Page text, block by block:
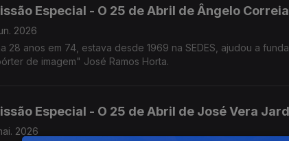
Especial - O 25 de Abril de Ângelo Correia
2026
28 anos em 74, estava desde 1969 na SEDES, ajudou a
de imagem" José Ramos Horta.
Especial - O 25 de Abril de José Vera
2026